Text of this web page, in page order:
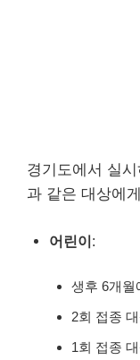
경기도에서 실
과 같은 대상에
어린이:
생후 6개월
2회 접종
1회 접종